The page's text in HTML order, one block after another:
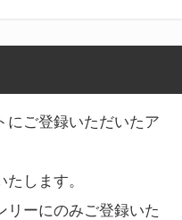
にご登録いただいたア
します。
リーにのみご登録いた